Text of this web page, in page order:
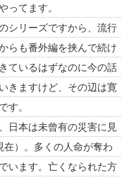
ってます。
シリーズですから、流行
らも番外編を挟んで続け
ているはずなのに今の話
きますけど、その辺は寛
す。
日本は未曾有の災害に見
）。多くの人命が奪わ
います。亡くなられた方